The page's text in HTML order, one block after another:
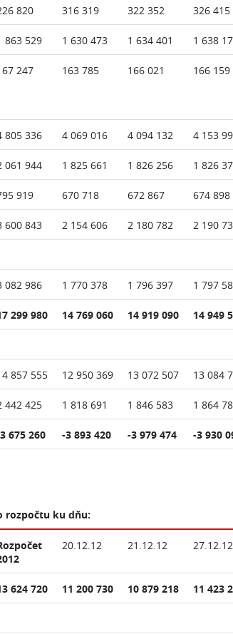
820 316 319 322 352 326 415
863 529 1 630 473 1 634 401 1 638
247 163 785 166 021 166 159
805 336 4 069 016 4 094 132 4 153
061 944 1 825 661 1 826 256 1 826
919 670 718 672 867 674 898
600 843 2 154 606 2 180 782 2 190
082 986 1 770 378 1 796 397 1 797
299 980 14 769 060 14 919 090 14 949
857 555 12 950 369 13 072 507 13 084
442 425 1 818 691 1 846 583 1 864
675 260 -3 893 420 -3 979 474 -3 930
rozpočtu ku dňu:
20.12.12 21.12.12 27.12.12
624 720 11 200 730 10 879 218 11 423